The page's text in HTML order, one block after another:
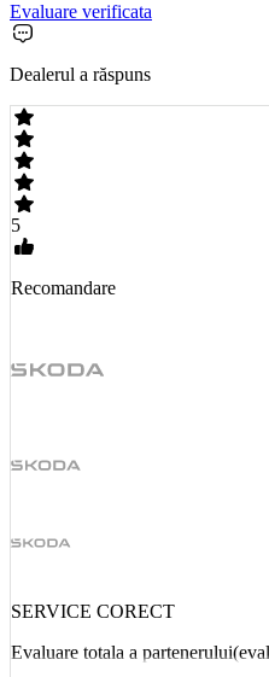
Evaluare verificata
Dealerul a răspuns
5
Recomandare
SERVICE CORECT
Evaluare totala a